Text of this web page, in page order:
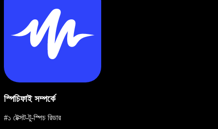
স্পিচিফাই সম্পর্কে
#১ টেক্সট-টু-স্পিচ রিডার